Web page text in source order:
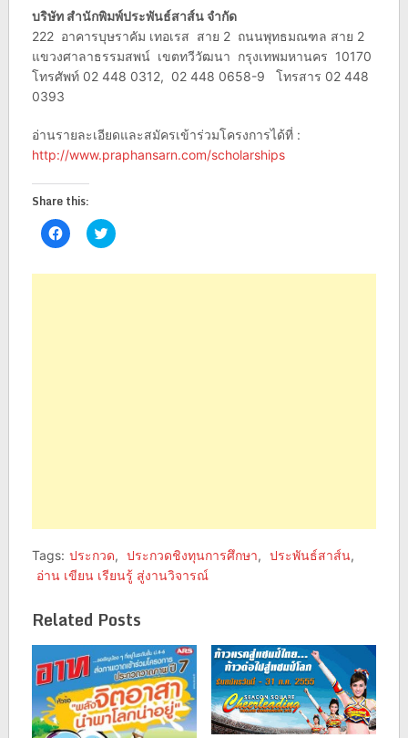
บริษัท สำนักพิมพ์ประพันธ์สาส์น จำกัด
222 อาคารบุษราคัม เทอเรส สาย 2 ถนนพุทธมณฑล สาย 2
แขวงศาลาธรรมสพน์ เขตทวีวัฒนา กรุงเทพมหานคร 10170
โทรศัพท์ 02 448 0312, 02 448 0658-9 โทรสาร 02 448
0393
อ่านรายละเอียดและสมัครเข้าร่วมโครงการได้ที่ :
http://www.praphansarn.com/scholarships
Share this:
Click
to
Facebook
Click
to
Twitter
Tags: ประกวด, ประกวดชิงทุนการศึกษา, ประพันธ์สาส์น,
อ่าน เขียน เรียนรู้ สู่งานวิจารณ์
Related Posts